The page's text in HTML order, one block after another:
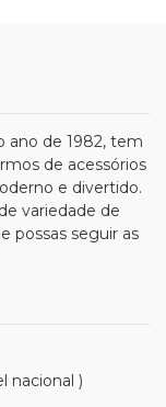
ano de 1982, tem
de acessórios
e divertido.
variedade de
possas seguir as
nacional )